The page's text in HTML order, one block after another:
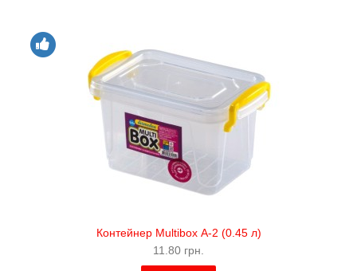
Контейнер Multibox А-2 (0.45 л)
11.80 грн.